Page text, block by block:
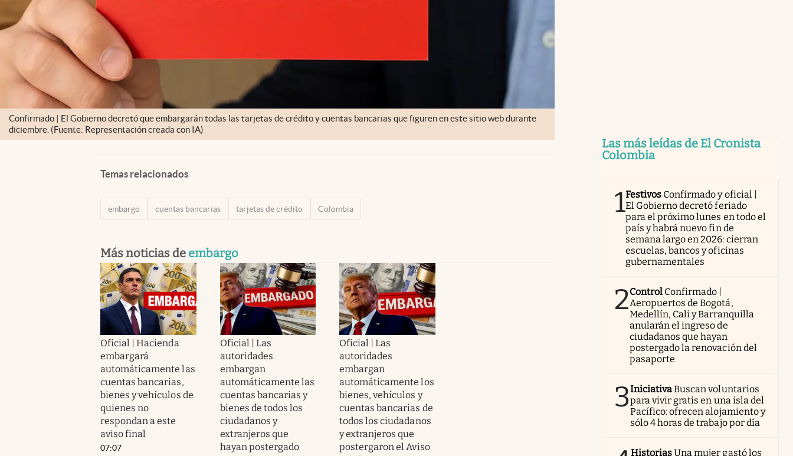
Confirmado | El Gobierno decretó que embargarán todas las tarjetas de crédito y cuentas bancarias que figuren en este sitio web durante
diciembre. (Fuente: Representación creada con IA)
Temas relacionados
embargo cuentas bancarias tarjetas de crédito Colombia
Más noticias de embargo
Oficial | Hacienda
embargará
automáticamente las
cuentas bancarias,
bienes y vehículos de
quienes no
respondan a este
aviso final
07:07
Oficial | Las
autoridades
embargan
automáticamente las
cuentas bancarias y
bienes de todos los
ciudadanos y
extranjeros que
hayan postergado
Oficial | Las
autoridades
embargan
automáticamente los
bienes, vehículos y
cuentas bancarias de
todos los ciudadanos
y extranjeros que
postergaron el Aviso
Las más leídas de El Cronista
Colombia
1Festivos Confirmado y oficial |
El Gobierno decretó feriado
para el próximo lunes en todo el
país y habrá nuevo fin de
semana largo en 2026: cierran
escuelas, bancos y oficinas
gubernamentales
2Control Confirmado |
Aeropuertos de Bogotá,
Medellín, Cali y Barranquilla
anularán el ingreso de
ciudadanos que hayan
postergado la renovación del
pasaporte
3IniciativaBuscan voluntarios
para vivir gratis en una isla del
Pacífico: ofrecen alojamiento y
sólo 4 horas de trabajo por día
HistoriasUna mujer gastó los